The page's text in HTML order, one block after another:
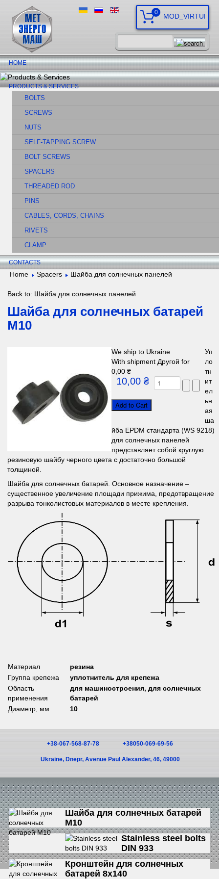
0
HOME
PRODUCTS & SERVICES
BOLTS
SCREWS
NUTS
SELF-TAPPING SCREW
BOLT SCREWS
SPACERS
THREADED ROD
PINS
CABLES, CORDS, CHAINS
RIVETS
CLAMP
CONTACTS
Home Spacers Шайба для солнечных панелей
Back to: Шайба для солнечных панелей
Шайба для солнечных батарей
М10
We ship to Ukraine
With shipment Другой for
0,00 ₴
10,00 ₴
Уп
ло
тн
ит
ел
ьн
ая
ша
йба EPDM стандарта (WS 9218)
для солнечных панелей
представляет собой круглую
резиновую шайбу черного цвета с достаточно большой
толщиной.
Шайба для солнечных батарей. Основное назначение –
существенное увеличение площади прижима, предотвращение
разрыва тонколистовых материалов в месте крепления.
Материал
резина
Группа крепежа
уплотнитель для крепежа
Область
применения
для машиностроения, для солнечных
батарей
Диаметр, мм
10
+38-067-568-87-78 +38050-069-69-56
Ukraine, Dnepr, Avenue Paul Alexander, 46, 49000
Шайба для солнечных батарей
М10
Stainless steel bolts
DIN 933
Кронштейн для солнечных
батарей 8х140